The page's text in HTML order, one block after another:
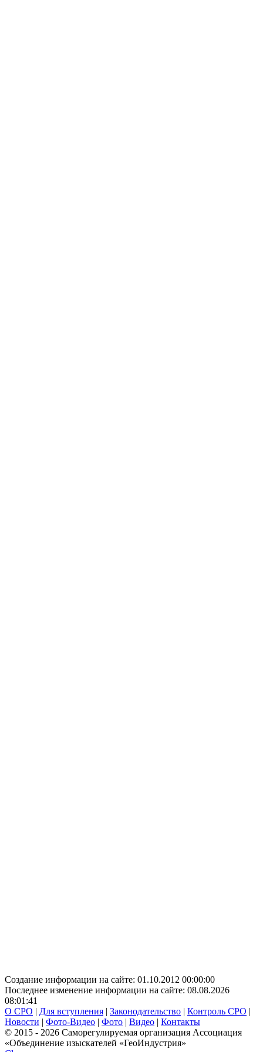
Создание информации на сайте: 01.10.2012 00:00:00
Последнее изменение информации на сайте: 08.08.2026
08:01:41
О СРО | Для вступления | Законодательство | Контроль СРО |
Новости | Фото-Видео | Фото | Видео | Контакты
© 2015 - 2026 Саморегулируемая организация Ассоциация
«Объединение изыскателей «ГеоИндустрия»